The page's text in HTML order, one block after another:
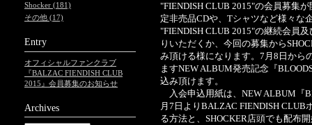
"FIENDISH CLUB 2015"の会員募集
定非売品CDや、Tシャツなど様々な
"FIENDISH CLUB 2015"の継続会員
りいただくか、今回の募集から
み頂ける様になります。7月8日から
ますNEW ALBUM発売記念『
込み頂けます。
入会申込用紙は、NEW ALBUM『
月7日よりBALZAC FIENDISH
る方法と、SHOCKER店頭でも配布
Shocker (181)
その他 (17)
Entry
オフィシャルファンクラブ
『BALZAC FIENDISH CLUB
2015』会員募集のお知らせ
Archives